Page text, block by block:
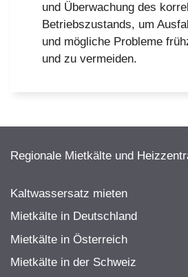
und Überwachung des
Betriebszustands, um
und mögliche Probleme
und zu vermeiden.
Regionale Mietkälte und
Kaltwassersatz mieten
Mietkälte in Deutschland
Mietkälte in Österreich
Mietkälte in der Schweiz